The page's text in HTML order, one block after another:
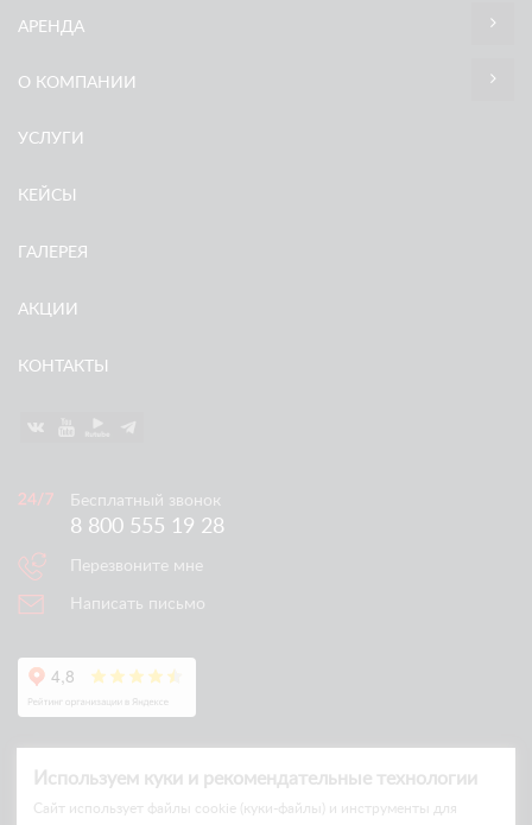
АРЕНДА
О КОМПАНИИ
УСЛУГИ
КЕЙСЫ
ГАЛЕРЕЯ
АКЦИИ
КОНТАКТЫ
Бесплатный звонок
8 800 555 19 28
Перезвоните мне
Написать письмо
Используем куки и рекомендательные технологии
Cайт использует файлы cookie (куки-файлы) и инструменты для